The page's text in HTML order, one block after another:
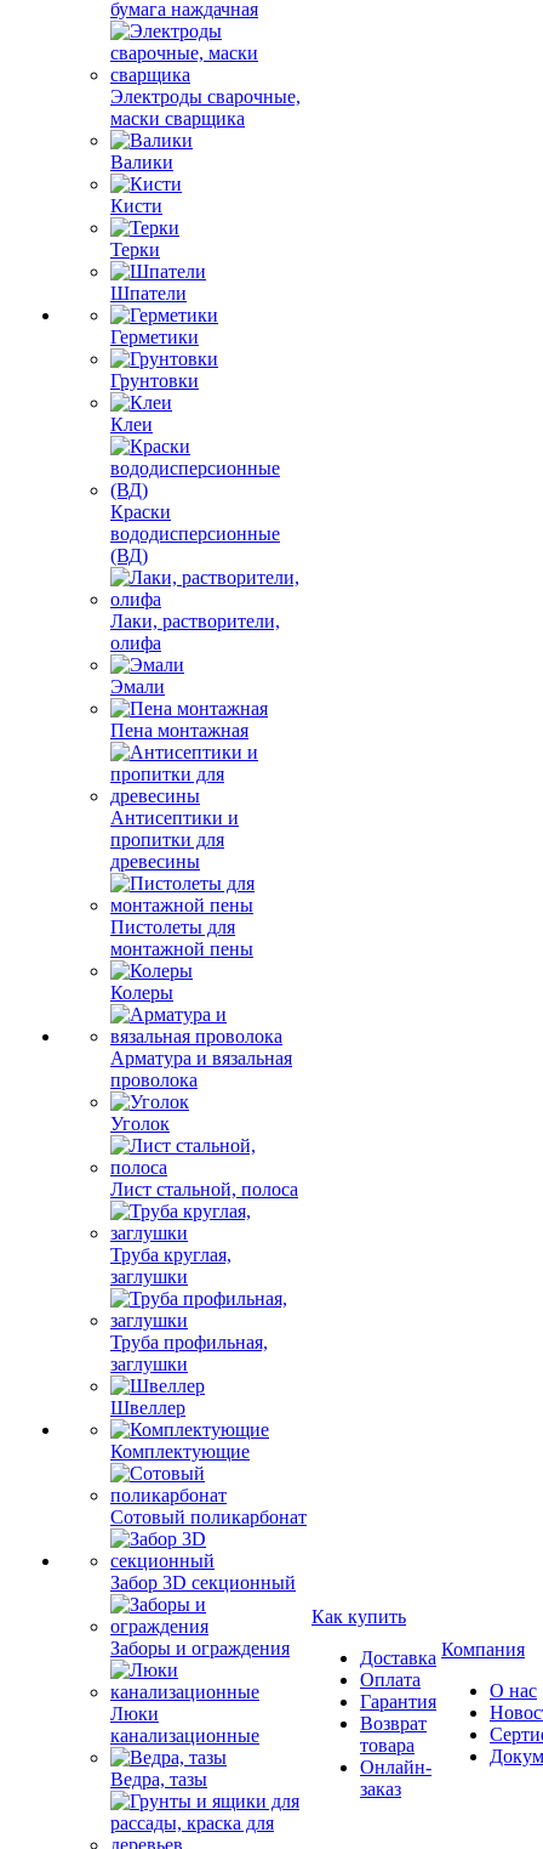
бумага наждачная
Электроды сварочные,
маски сварщика
Валики
Кисти
Терки
Шпатели
Герметики
Грунтовки
Клеи
Краски
вододисперсионные
(ВД)
Лаки, растворители,
олифа
Эмали
Пена монтажная
Антисептики и
пропитки для
древесины
Пистолеты для
монтажной пены
Колеры
Арматура и вязальная
проволока
Уголок
Лист стальной, полоса
Труба круглая,
заглушки
Труба профильная,
заглушки
Швеллер
Комплектующие
Сотовый поликарбонат
Забор 3D секционный
Заборы и ограждения
Люки
канализационные
Ведра, тазы
Как купить
Доставка
Оплата
Гарантия
Возврат
товара
Онлайн-
заказ
Компания
О нас